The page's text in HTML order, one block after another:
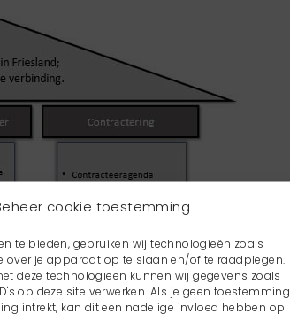
cookie toestemming
te bieden, gebruiken wij technologieën zoals
over je apparaat op te slaan en/of te raadplegen.
deze technologieën kunnen wij gegevens zoals
op deze site verwerken. Als je geen toestemming
intrekt, kan dit een nadelige invloed hebben op